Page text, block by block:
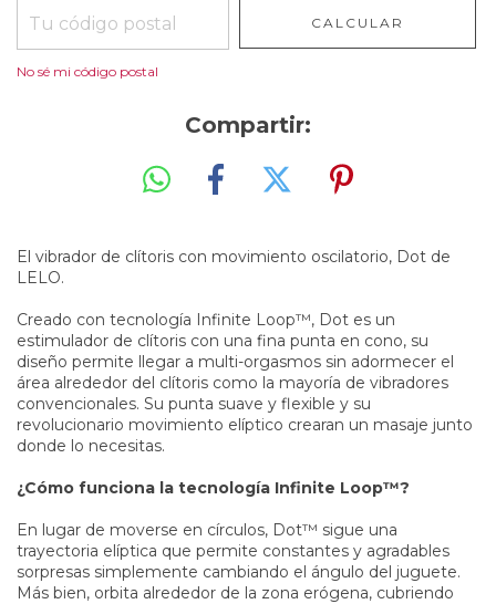
CALCULAR
No sé mi código postal
Compartir:
El vibrador de clítoris con movimiento oscilatorio, Dot de
LELO.
Creado con tecnología Infinite Loop™, Dot es un
estimulador de clítoris con una fina punta en cono, su
diseño permite llegar a multi-orgasmos sin adormecer el
área alrededor del clítoris como la mayoría de vibradores
convencionales. Su punta suave y flexible y su
revolucionario movimiento elíptico crearan un masaje junto
donde lo necesitas.
¿Cómo funciona la tecnología Infinite Loop™?
En lugar de moverse en círculos, Dot™ sigue una
trayectoria elíptica que permite constantes y agradables
sorpresas simplemente cambiando el ángulo del juguete.
Más bien, orbita alrededor de la zona erógena, cubriendo